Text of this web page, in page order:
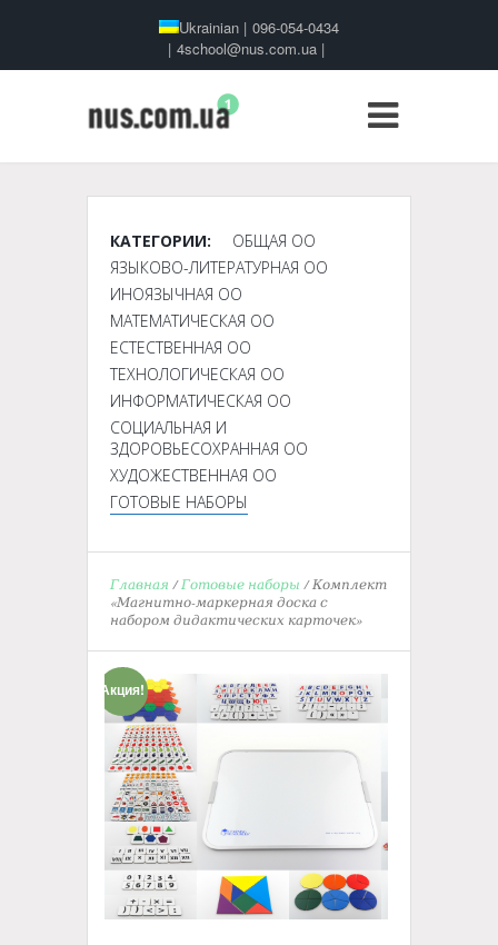
Ukrainian | 096-054-0434
| 4school@nus.com.ua |
КАТЕГОРИИ:
ОБЩАЯ ОО
ЯЗЫКОВО-ЛИТЕРАТУРНАЯ ОО
ИНОЯЗЫЧНАЯ ОО
МАТЕМАТИЧЕСКАЯ ОО
ЕСТЕСТВЕННАЯ ОО
ТЕХНОЛОГИЧЕСКАЯ ОО
ИНФОРМАТИЧЕСКАЯ ОО
СОЦИАЛЬНАЯ И
ЗДОРОВЬЕСОХРАННАЯ ОО
ХУДОЖЕСТВЕННАЯ ОО
ГОТОВЫЕ НАБОРЫ
Главная /Готовые наборы / Комплект
«Магнитно-маркерная доска с
набором дидактических карточек»
Акция!